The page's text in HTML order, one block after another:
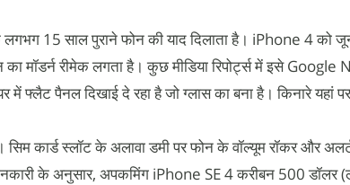
15 साल पुराने फोन की याद दिलाता है। iPhone 4 को
मॉडर्न रीमेक लगता है। कुछ मीडिया रिपोर्ट्स में इसे
फ्लैट पैनल दिखाई दे रहा है जो ग्लास का बना है। किनारे यहां
कार्ड स्लॉट के अलावा डमी पर फोन के वॉल्यूम रॉकर और
के अनुसार, अपकमिंग iPhone SE 4 करीबन 500 डॉलर